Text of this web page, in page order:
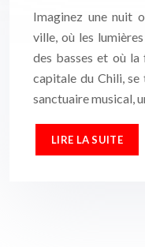
Imaginez une nuit
ville, où les
des basses et où la
capitale du Chili,
sanctuaire musical,
LIRE LA SUITE